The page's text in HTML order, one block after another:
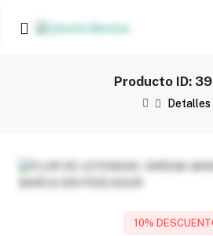
Producto ID:
Detalles
10%